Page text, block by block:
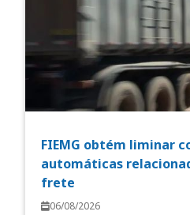
FIEMG obtém liminar
automáticas
frete
06/08/2026